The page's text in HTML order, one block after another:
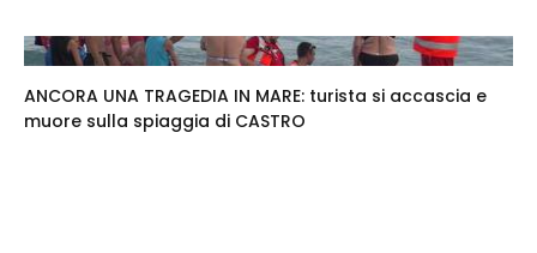
ANCORA UNA TRAGEDIA IN MARE: turista si accascia e
muore sulla spiaggia di CASTRO